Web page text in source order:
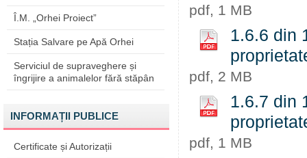
Î.M. „Orhei Proiect”
Stația Salvare pe Apă Orhei
Serviciul de supraveghere și
îngrijire a animalelor fără stăpân
INFORMAȚII PUBLICE
Certificate și Autorizații
pdf, 1 MB
1.6.6 din
pdf, 2 MB
1.6.7 din
pdf, 1 MB